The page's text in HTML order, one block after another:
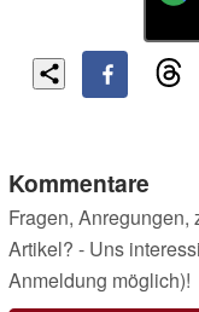
Kommentare
Fragen,
Artikel? - Uns
Anmeldung möglich)!